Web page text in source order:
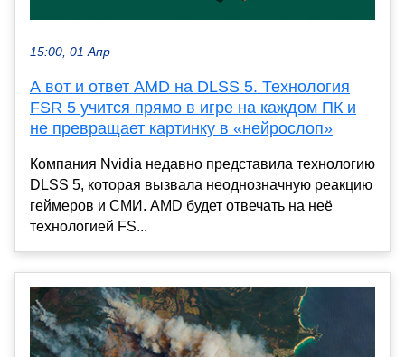
15:00, 01 Апр
А вот и ответ AMD на DLSS 5. Технология
FSR 5 учится прямо в игре на каждом ПК и
не превращает картинку в «нейрослоп»
Компания Nvidia недавно представила технологию
DLSS 5, которая вызвала неоднозначную реакцию
геймеров и СМИ. AMD будет отвечать на неё
технологией FS...